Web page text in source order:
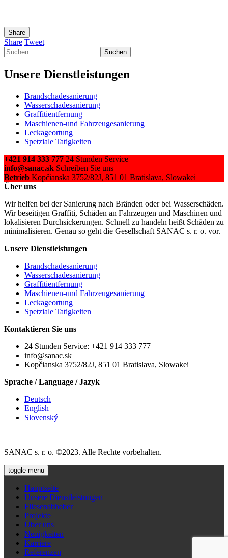
Share
Share Tweet
Suchen
nach:
Unsere Dienstleistungen
Brandschadesanierung
Wasserschadesanierung
Graffitientfernung
Maschienen-und Fahrzeugesanierung
Leckageortung
Spetziale Tatigkeiten
+421 914 333 777 24 Stunden Service
info@sanac.sk Schreiben Sie uns
Betrieb Kopčianska 3752/82J, 851 01 Bratislava, Slowakei
Über uns
Wir helfen bei der Sanierung nach Bränden oder bei Wasserschäden.
Wir beseitigen Graffiti, Schäden an Fahrzeugen und Maschinen und
lokalisieren Durchsickerungen. Schnell zu handeln heißt Schäden zu
minimalisieren. Genau so geht die Gesellschaft SANAC s. r. o. vor.
Unsere Dienstleistungen
Brandschadesanierung
Wasserschadesanierung
Graffitientfernung
Maschienen-und Fahrzeugesanierung
Leckageortung
Spetziale Tatigkeiten
Kontaktieren Sie uns
24 Stunden Service: +421 914 333 777
info@sanac.sk
Kopčianska 3752/82J, 851 01 Bratislava, Slowakei
Sprache / Language / Jazyk
Deutsch
English
Slovenský
SANAC s. r. o. ©2023. Alle Rechte vorbehalten.
toggle menu
Hauptseite
Unsere Dienstleistungen
Fliesenabheber
Projekte
Über uns
Neuigkeiten
Karriere
Referenzen